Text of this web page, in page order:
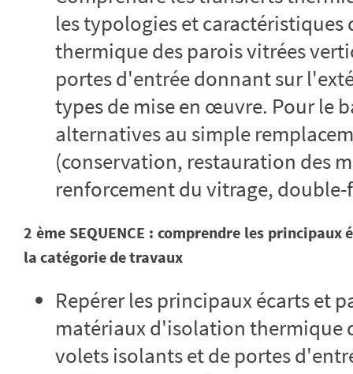
les typologies et
thermique des parois vitrées
portes d'entrée donnant sur
types de mise en œuvre. Pour le
alternatives au simple
(conservation, restauration des
renforcement du vitrage,
2 ème SEQUENCE : comprendre les
la catégorie de travaux
Repérer les principaux écarts et
matériaux d'isolation thermique
volets isolants et de portes